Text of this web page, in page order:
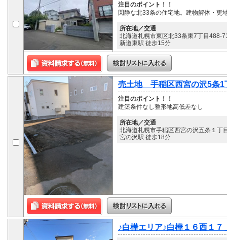
注目のポイント！！
閑静な北33条の住宅地。建物解体・更
所在地／交通
北海道札幌市東区北33条東7丁目488-
新道東駅 徒歩15分
売土地 手稲区西宮の沢5条1
注目のポイント！！
建築条件なし整形地高低差なし
所在地／交通
北海道札幌市手稲区西宮の沢五条１丁
宮の沢駅 徒歩18分
♪白樺エリア♪白樺１６西１７